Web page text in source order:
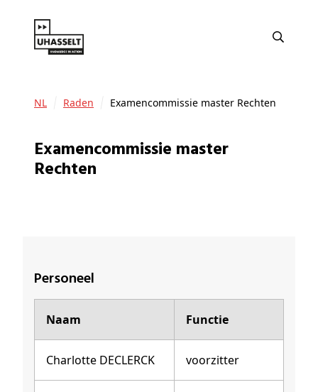
NL Raden Examencommissie master Rechten
Examencommissie master
Rechten
Personeel
Naam Functie
Charlotte DECLERCK voorzitter